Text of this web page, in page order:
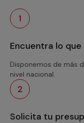
1
Encuentra lo
Disponemos de más
nivel nacional.
2
Solicita tu